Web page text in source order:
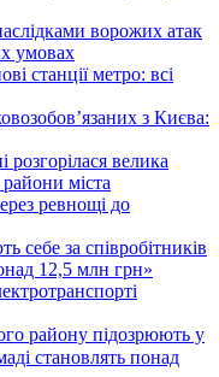
ворожих атак
умовах
станції метро: всі
з Києва:
велика
міста
ревнощі до
себе за співробітників
12,5 млн грн»
району підозрюють у
становлять понад